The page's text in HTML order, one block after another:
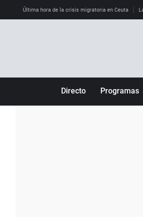
Última hora de la crisis migratoria en Ceuta
Directo Programas